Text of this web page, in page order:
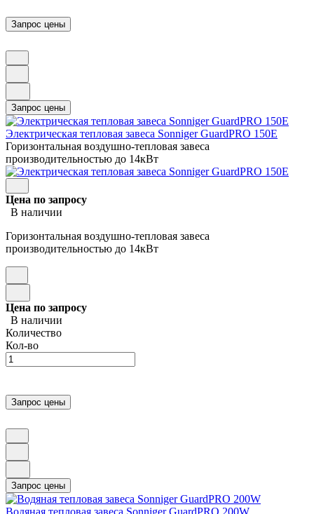
Электрическая тепловая завеса Sonniger GuardPRO 150E
Горизонтальная воздушно-тепловая завеса
производительностью до 14кВт
Цена по запросу
В наличии
Горизонтальная воздушно-тепловая завеса
производительностью до 14кВт
Цена по запросу
В наличии
Количество
Кол-во